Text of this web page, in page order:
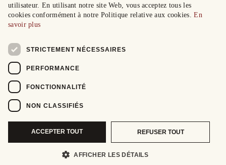
utilisateur. En utilisant notre site Web, vous acceptez tous les
cookies conformément à notre Politique relative aux cookies.En
savoir plus
STRICTEMENT NÉCESSAIRES
PERFORMANCE
FONCTIONNALITÉ
NON CLASSIFIÉS
ACCEPTER TOUT REFUSER TOUT
AFFICHER LES DÉTAILS